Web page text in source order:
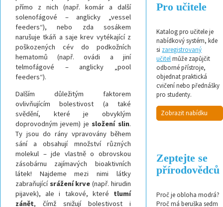
přímo z nich (např. komár a další
solenofágové – anglicky „vessel
feeders“), nebo zda sosákem
narušuje tkáň a saje krev vytékající z
poškozených cév do podkožních
hematomů (např. ovádi a jiní
telmofágové – anglicky „pool
feeders“).
Dalším důležitým faktorem
ovlivňujícím bolestivost (a také
svědění, které je obvyklým
doprovodným jevem) je složení slin.
Ty jsou do rány vpravovány během
sání a obsahují množství různých
molekul – jde vlastně o obrovskou
zásobárnu zajímavých bioaktivních
látek! Najdeme mezi nimi látky
zabraňující srážení krve (např. hirudin
pijavek), ale i takové, které tlumí
zánět, čímž snižují bolestivost i
Pro učitele
Katalog pro učitele je
nabídkový systém, kde
si zaregistrovaný
učitelmůže zapůjčit
odborné přístroje,
objednat praktická
cvičení nebo přednášky
pro studenty.
Zobrazit nabídku
Zeptejte se
přírodovědců
Proč je obloha modrá?
Proč má beruška sedm